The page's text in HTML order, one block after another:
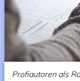
Profiautoren als